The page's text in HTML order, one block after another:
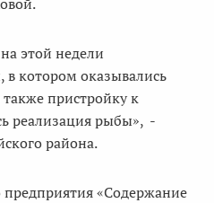
этой недели
котором оказывались
пристройку к
реализация рыбы», -
района.
«Содержание